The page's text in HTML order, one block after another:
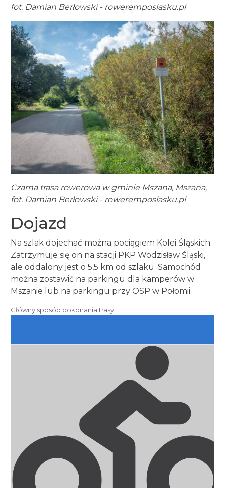
fot. Damian Berłowski - roweremposlasku.pl
Czarna trasa rowerowa w gminie Mszana, Mszana,
fot. Damian Berłowski - roweremposlasku.pl
Dojazd
Na szlak dojechać można pociągiem Kolei Śląskich.
Zatrzymuje się on na stacji PKP Wodzisław Śląski,
ale oddalony jest o 5,5 km od szlaku. Samochód
można zostawić na parkingu dla kamperów w
Mszanie lub na parkingu przy OSP w Połomii.
Główny sposób pokonania trasy